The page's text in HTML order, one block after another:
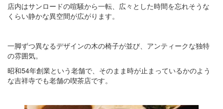
店内はサンロードの喧騒から一転、広々とした時間を忘れそうな
くらい静かな異空間が広がります。
一脚ずつ異なるデザインの木の椅子が並び、アンティークな独特
の雰囲気。
昭和54年創業という老舗で、そのまま時が止まっているかのよう
な吉祥寺でも老舗の喫茶店です。